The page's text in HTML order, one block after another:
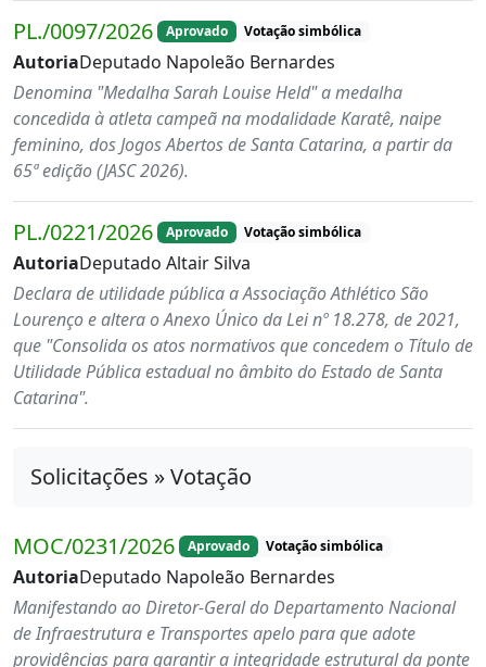
PL./0097/2026 Aprovado Votação simbólica
AutoriaDeputado Napoleão Bernardes
Denomina "Medalha Sarah Louise Held" a medalha
concedida à atleta campeã na modalidade Karatê, naipe
feminino, dos Jogos Abertos de Santa Catarina, a partir da
65ª edição (JASC 2026).
PL./0221/2026 Aprovado Votação simbólica
AutoriaDeputado Altair Silva
Declara de utilidade pública a Associação Athlético São
Lourenço e altera o Anexo Único da Lei nº 18.278, de 2021,
que "Consolida os atos normativos que concedem o Título de
Utilidade Pública estadual no âmbito do Estado de Santa
Catarina".
Solicitações » Votação
MOC/0231/2026 Aprovado Votação simbólica
AutoriaDeputado Napoleão Bernardes
Manifestando ao Diretor-Geral do Departamento Nacional
de Infraestrutura e Transportes apelo para que adote
providências para garantir a integridade estrutural da ponte